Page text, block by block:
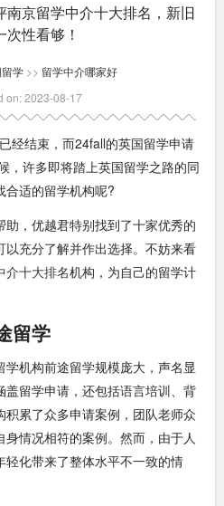
南京留学中介十大排名，新旧
次性看够！
学 >> 留学中介哪家好
on: 2023-08-17
经结束，而24fall的英国留学申请
，许多即将踏上英国留学之路的同
合适的留学机构呢?
，优越君特别找到了十家优秀的
充分了解并作出选择。不妨来看
介十大排名机构，为自己的留学计
留学
机构前途留学规模庞大，声名显
留学申请，还包括语言培训、背
累了众多申请案例，团队老师众
情况相符的案例。然而，由于人
轻化带来了整体水平不一致的情